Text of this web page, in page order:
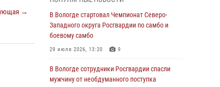
→
округа Росгвардии по спортивному и боевому
самбо
03 августа 2026, 08:54 8 1
ЗА МИНУВШУЮ НЕДЕЛЮ СОТРУДНИКАМИ
В ВОЛОГОДСКОЙ ОБЛАСТИ ЗАДЕРЖАНО 23
ПРАВОНАРУШИТЕЛЯ
В Вологде стартовал Чемпионат Северо-
Западного округа Росгвардии по самбо и
боевому самбо
29 июля 2026, 13:20 9
В Вологде сотрудники Росгвардии спасли
мужчину от необдуманного поступка